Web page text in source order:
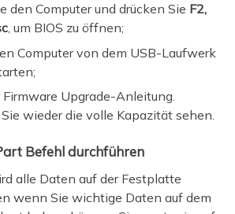
den Computer und drücken Sie F2,
, um BIOS zu öffnen;
Computer von dem USB-Laufwerk
Firmware Upgrade-Anleitung.
wieder die volle Kapazität sehen.
Befehl durchführen
alle Daten auf der Festplatte
wenn Sie wichtige Daten auf dem